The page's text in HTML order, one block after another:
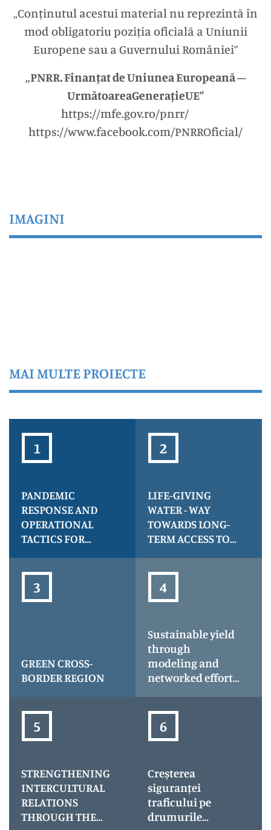
„Conținutul acestui material nu reprezintă în
mod obligatoriu poziția oficială a Uniunii
Europene sau a Guvernului României”
„PNRR. Finanțat de Uniunea Europeană –
UrmătoareaGenerațieUE”
https://mfe.gov.ro/pnrr/
https://www.facebook.com/PNRROficial/
IMAGINI
MAI MULTE PROIECTE
PANDEMIC
RESPONSE AND
OPERATIONAL
TACTICS FOR
AND TRACKING,
acronim PROTECT
LIFE-GIVING
WATER - WAY
TOWARDS LONG-
TERM ACCESS TO
GREEN CROSS-
BORDER REGION
Sustainable yield
through
modeling and
networked efforts
underlying
community
Climate Synergy
STRENGTHENING
INTERCULTURAL
RELATIONS
THROUGH THE
Creșterea
siguranței
traficului pe
drumurile